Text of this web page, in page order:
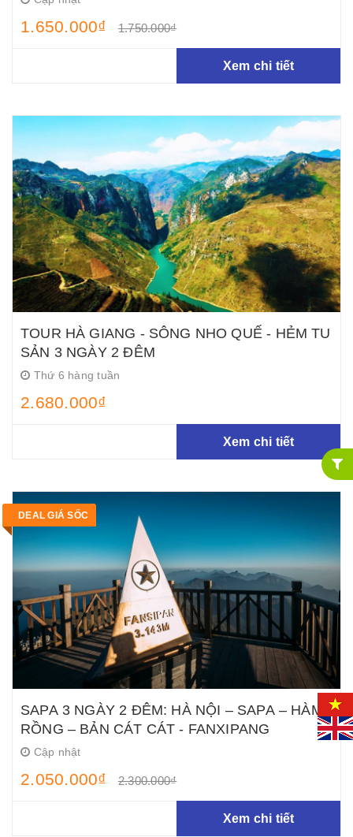
1.650.000₫ 1.750.000₫
Xem chi tiết
TOUR HÀ GIANG - SÔNG NHO QUẾ - HẺM TU
SẢN 3 NGÀY 2 ĐÊM
Thứ 6 hàng tuần
2.680.000₫
Xem chi tiết
DEAL GIÁ SỐC
SAPA 3 NGÀY 2 ĐÊM: HÀ NỘI – SAPA – HÀM
RỒNG – BẢN CÁT CÁT - FANXIPANG
Cập nhật
2.050.000₫ 2.300.000₫
Xem chi tiết